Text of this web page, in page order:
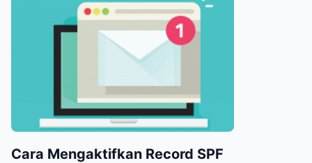
Cara Mengaktifkan Record SPF